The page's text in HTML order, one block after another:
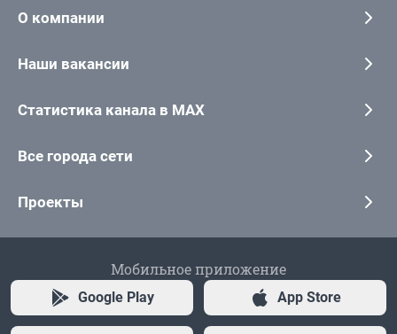
О компании
Наши вакансии
Статистика канала в MAX
Все города сети
Проекты
Мобильное приложение
Google Play App Store